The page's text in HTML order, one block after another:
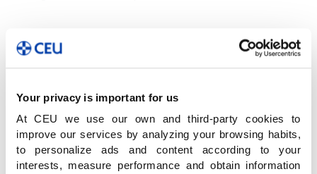
Your privacy is important for us
At CEU we use our own and third-party cookies to
improve our services by analyzing your browsing habits,
to personalize ads and content according to your
interests, measure performance and obtain information